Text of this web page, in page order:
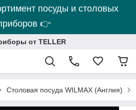
посуды и столовых
👉
от TELLER
Столовая посуда WILMAX (Англия)